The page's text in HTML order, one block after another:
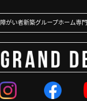
障がい者新築グループホーム専